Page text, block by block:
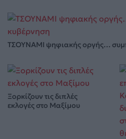
ΤΣΟΥΝΑΜΙ ψηφιακής οργής…
Ξορκίζουν τις διπλές
εκλογές στο Μαξίμου